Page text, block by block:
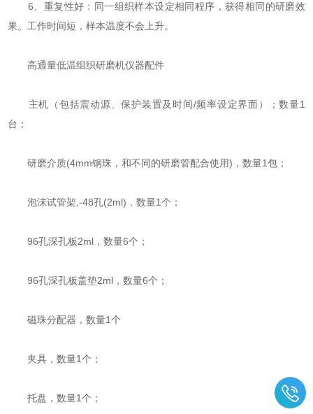
6、重复性好：同一组织样本设定相同程序，获得相同的研磨效
果。工作时间短，样本温度不会上升。
高通量低温组织研磨机仪器配件
主机（包括震动源、保护装置及时间/频率设定界面）；数量1
台；
研磨介质(4mm钢珠，和不同的研磨管配合使用)，数量1包；
泡沫试管架,-48孔(2ml)，数量1个；
96孔深孔板2ml，数量6个；
96孔深孔板盖垫2ml，数量6个；
磁珠分配器，数量1个
夹具，数量1个；
托盘，数量1个；